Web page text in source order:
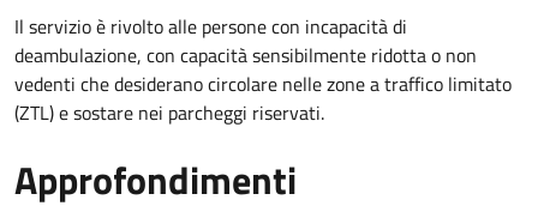
Il servizio è rivolto alle persone con incapacità di
deambulazione, con capacità sensibilmente ridotta o non
vedenti che desiderano circolare nelle zone a traffico limitato
(ZTL) e sostare nei parcheggi riservati.
Approfondimenti